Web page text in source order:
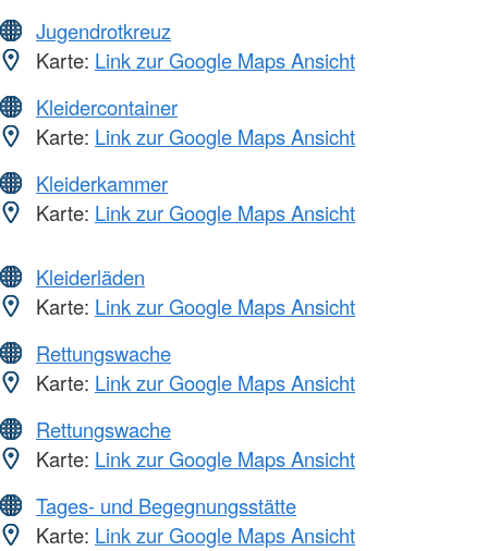
Jugendrotkreuz
Karte: Link zur Google Maps Ansicht
Kleidercontainer
Karte: Link zur Google Maps Ansicht
Kleiderkammer
Karte: Link zur Google Maps Ansicht
Kleiderläden
Karte: Link zur Google Maps Ansicht
Rettungswache
Karte: Link zur Google Maps Ansicht
Rettungswache
Karte: Link zur Google Maps Ansicht
Tages- und Begegnungsstätte
Karte: Link zur Google Maps Ansicht